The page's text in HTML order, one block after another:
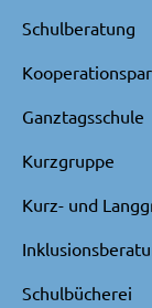
Schulberatung
Ganztagsschule
Kurzgruppe
Kurz- und
Schulbücherei